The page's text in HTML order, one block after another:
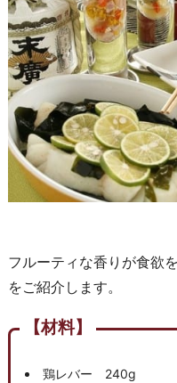
フルーティな香りが食欲
をご紹介します。
【材料】
鶏レバー 240g